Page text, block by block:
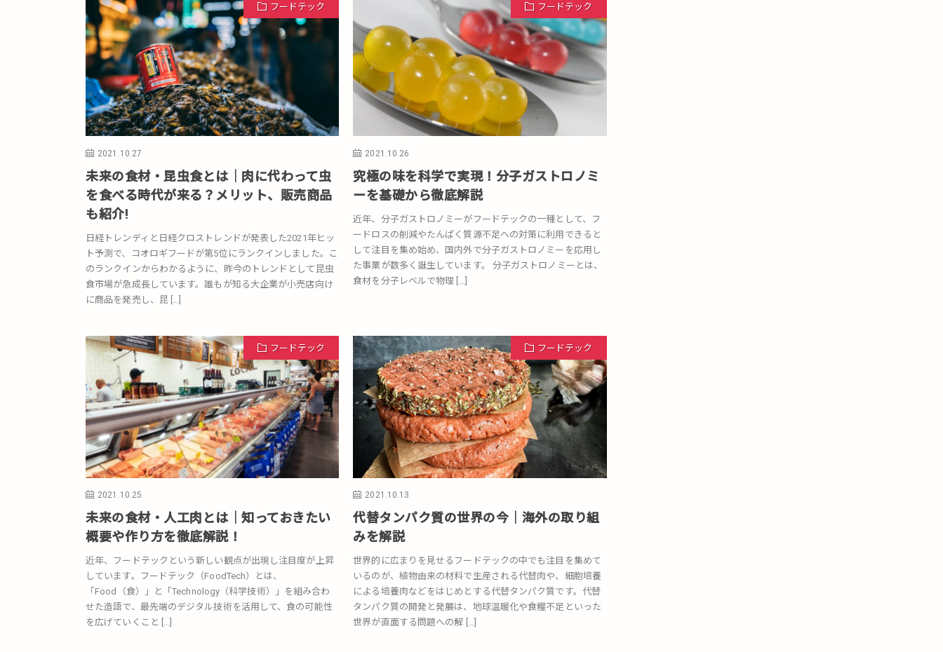
フードテック
2021.10.27
未来の食材・昆虫食とは｜肉に代わって虫
を食べる時代が来る？メリット、販売商品
も紹介!
日経トレンディと日経クロストレンドが発表した2021年ヒッ
ト予測で、コオロギフードが第5位にランクインしました。こ
のランクインからわかるように、昨今のトレンドとして昆虫
食市場が急成長しています。誰もが知る大企業が小売店向け
に商品を発売し、昆 […]
フードテック
2021.10.26
究極の味を科学で実現！分子ガストロノミ
ーを基礎から徹底解説
近年、分子ガストロノミーがフードテックの一種として、フ
ードロスの削減やたんぱく質源不足への対策に利用できると
して注目を集め始め、国内外で分子ガストロノミーを応用し
た事業が数多く誕生しています。 分子ガストロノミーとは、
食材を分子レベルで物理 […]
フードテック
2021.10.25
未来の食材・人工肉とは｜知っておきたい
概要や作り方を徹底解説！
近年、フードテックという新しい観点が出現し注目度が上昇
しています。フードテック（FoodTech）とは、
「Food（食）」と「Technology（科学技術）」を組み合わ
せた造語で、最先端のデジタル技術を活用して、食の可能性
を広げていくこと […]
フードテック
2021.10.13
代替タンパク質の世界の今｜海外の取り組
みを解説
世界的に広まりを見せるフードテックの中でも注目を集めて
いるのが、植物由来の材料で生産される代替肉や、細胞培養
による培養肉などをはじめとする代替タンパク質です。代替
タンパク質の開発と発展は、地球温暖化や食糧不足といった
世界が直面する問題への解 […]